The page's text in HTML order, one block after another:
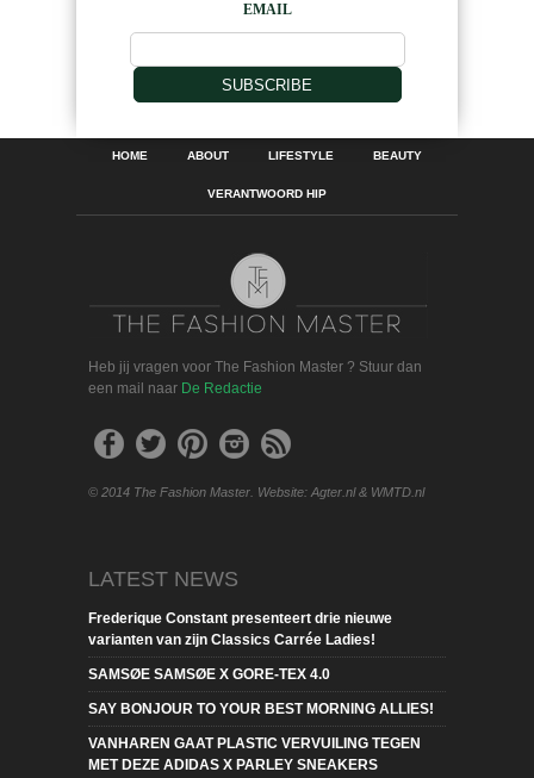
EMAIL
SUBSCRIBE
HOME ABOUT LIFESTYLE BEAUTY
VERANTWOORD HIP
Heb jij vragen voor The Fashion Master ? Stuur dan
een mail naar De Redactie
© 2014 The Fashion Master. Website: Agter.nl & WMTD.nl
LATEST NEWS
Frederique Constant presenteert drie nieuwe
varianten van zijn Classics Carrée Ladies!
SAMSØE SAMSØE X GORE-TEX 4.0
SAY BONJOUR TO YOUR BEST MORNING ALLIES!
VANHAREN GAAT PLASTIC VERVUILING TEGEN
MET DEZE ADIDAS X PARLEY SNEAKERS